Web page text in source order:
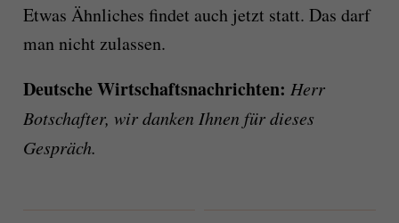
Etwas Ähnliches findet auch jetzt statt. Das darf
man nicht zulassen.
Deutsche Wirtschaftsnachrichten: Herr
Botschafter, wir danken Ihnen für dieses
Gespräch.